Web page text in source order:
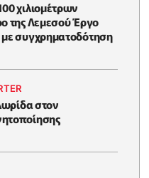
χιλιομέτρων
της Λεμεσού Έργο
συγχρηματοδότηση
στον